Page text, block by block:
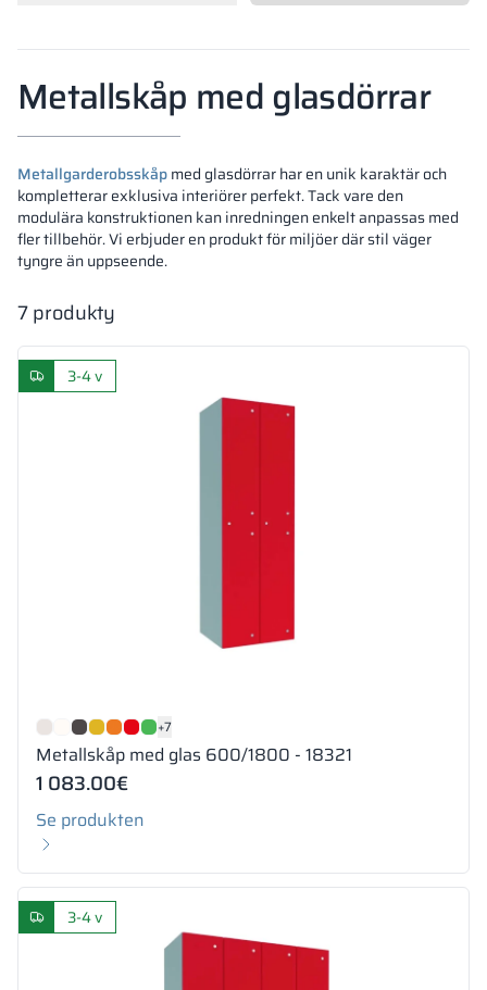
Skåplås
Rumsavdelare
Lamele
Altus
L-formade skåp
Metallskåp med glasdörrar
Metallgarderobsskåpmed glasdörrar har en unik karaktär och
kompletterar exklusiva interiörer perfekt. Tack vare den
modulära konstruktionen kan inredningen enkelt anpassas med
fler tillbehör. Vi erbjuder en produkt för miljöer där stil väger
tyngre än uppseende.
7produkty
3-4 v
+7
Metallskåp med glas 600/1800 - 18321
1 083.00€
Se produkten
3-4 v